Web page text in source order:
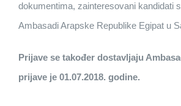
dokumentima, zainteresovani kandidati
Ambasadi Arapske Republike Egipat u
Prijave se također dostavljaju
prijave je 01.07.2018. godine.